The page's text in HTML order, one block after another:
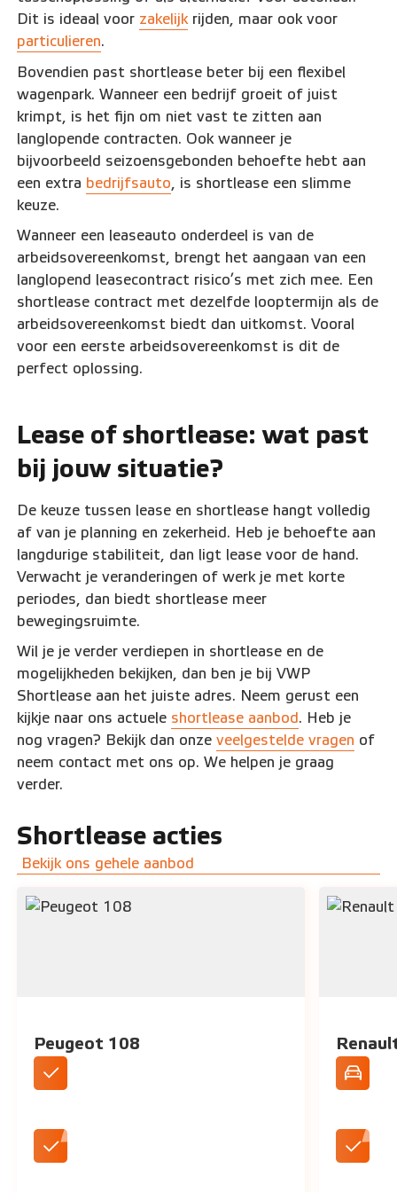
Dit is ideaal voor zakelijkrijden, maar ook voor
particulieren.
Bovendien past shortlease beter bij een flexibel
wagenpark. Wanneer een bedrijf groeit of juist
krimpt, is het fijn om niet vast te zitten aan
langlopende contracten. Ook wanneer je
bijvoorbeeld seizoensgebonden behoefte hebt aan
een extra bedrijfsauto , is shortlease een slimme
keuze.
Wanneer een leaseauto onderdeel is van de
arbeidsovereenkomst, brengt het aangaan van een
langlopend leasecontract risico’s met zich mee. Een
shortlease contract met dezelfde looptermijn als de
arbeidsovereenkomst biedt dan uitkomst. Vooral
voor een eerste arbeidsovereenkomst is dit de
perfect oplossing.
Lease of shortlease: wat past
bij jouw situatie?
De keuze tussen lease en shortlease hangt volledig
af van je planning en zekerheid. Heb je behoefte aan
langdurige stabiliteit, dan ligt lease voor de hand.
Verwacht je veranderingen of werk je met korte
periodes, dan biedt shortlease meer
bewegingsruimte.
Wil je je verder verdiepen in shortlease en de
mogelijkheden bekijken, dan ben je bij VWP
Shortlease aan het juiste adres. Neem gerust een
kijkje naar ons actuele shortlease aanbod. Heb je
nog vragen? Bekijk dan onzeveelgestelde vragen of
neem contact met ons op. We helpen je graag
verder.
Shortlease acties
Bekijk ons gehele aanbod
Peugeot 108